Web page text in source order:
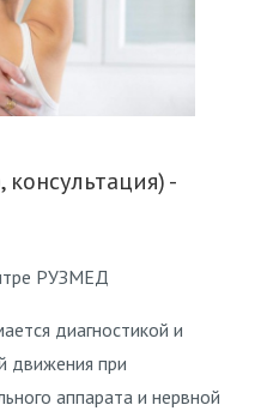
-
РУЗМЕД
диагностикой и
движения при
аппарата и нервной